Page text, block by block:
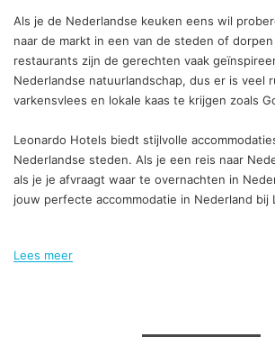
Als je de Nederlandse keuken eens wil
naar de markt in een van de steden of
restaurants zijn de gerechten vaak
Nederlandse natuurlandschap, dus er is veel
varkensvlees en lokale kaas te krijgen zoals
Leonardo Hotels biedt stijlvolle
Nederlandse steden. Als je een reis naar
als je je afvraagt waar te overnachten in
jouw perfecte accommodatie in Nederland bij
Lees meer